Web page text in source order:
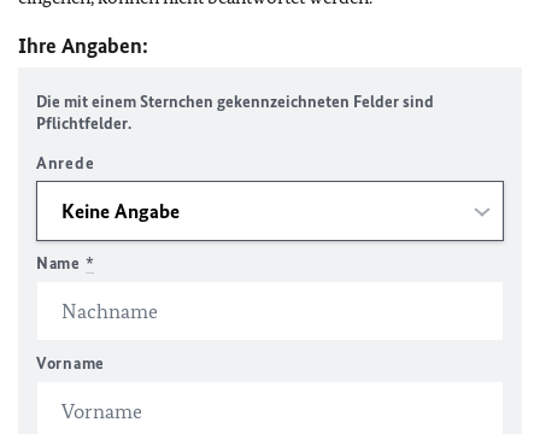
Ihre Angaben:
Die mit einem Sternchen gekennzeichneten Felder sind
Pflichtfelder.
Anrede
Name *
Vorname